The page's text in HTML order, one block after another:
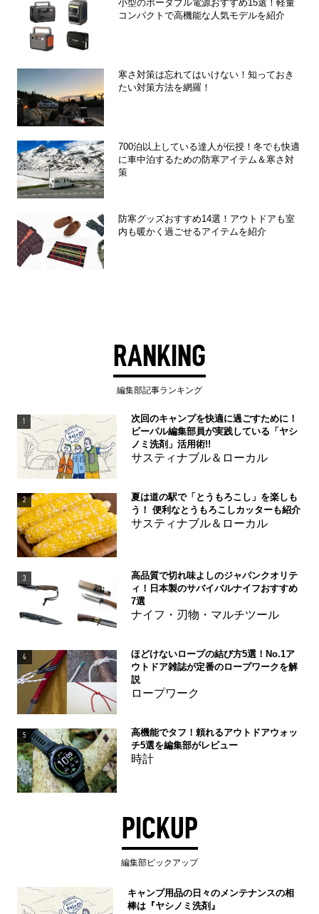
小型のポータブル電源おすすめ15選！軽量
コンパクトで高機能な人気モデルを紹介
寒さ対策は忘れてはいけない！知っておき
たい対策方法を網羅！
700泊以上している達人が伝授！冬でも快適
に車中泊するための防寒アイテム＆寒さ対
策
防寒グッズおすすめ14選！アウトドアも室
内も暖かく過ごせるアイテムを紹介
RANKING
編集部記事ランキング
1
次回のキャンプを快適に過ごすために！
ビーパル編集部員が実践している「ヤシ
ノミ洗剤」活用術!!
サスティナブル＆ローカル
2
夏は道の駅で「とうもろこし」を楽しも
う！ 便利なとうもろこしカッターも紹介
サスティナブル＆ローカル
3
高品質で切れ味よしのジャパンクオリテ
ィ！日本製のサバイバルナイフおすすめ
7選
ナイフ・刃物・マルチツール
4
ほどけないロープの結び方5選！No.1ア
ウトドア雑誌が定番のロープワークを解
説
ロープワーク
5
高機能でタフ！頼れるアウトドアウォッ
チ5選を編集部がレビュー
時計
PICKUP
編集部ピックアップ
キャンプ用品の日々のメンテナンスの相
棒は『ヤシノミ洗剤』